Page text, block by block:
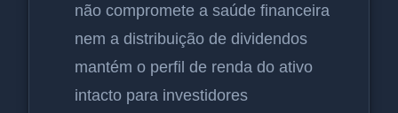
não compromete a saúde financeira
nem a distribuição de dividendos
mantém o perfil de renda do ativo
intacto para investidores